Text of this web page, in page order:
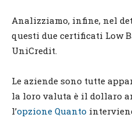
Analizziamo, infine, nel
questi due certificati Low
UniCredit.
Le aziende sono tutte
la loro valuta è il dollaro
l’opzione Quanto